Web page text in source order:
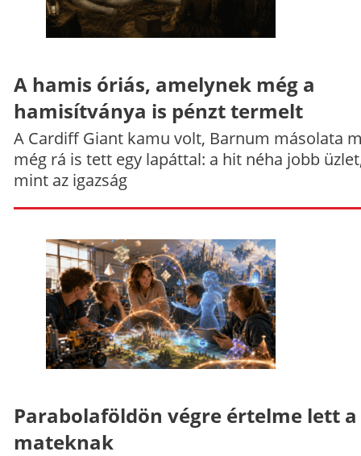
A hamis óriás, amelynek még a
hamisítványa is pénzt termelt
A Cardiff Giant kamu volt, Barnum másolata
még rá is tett egy lapáttal: a hit néha jobb
mint az igazság
Parabolaföldön végre értelme lett a
mateknak